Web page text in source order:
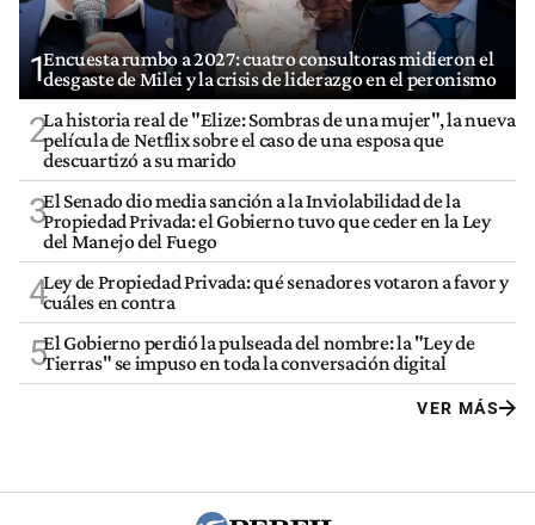
1Encuesta rumbo a 2027: cuatro consultoras midieron el
desgaste de Milei y la crisis de liderazgo en el peronismo
2La historia real de "Elize: Sombras de una mujer", la nueva
película de Netflix sobre el caso de una esposa que
descuartizó a su marido
3El Senado dio media sanción a la Inviolabilidad de la
Propiedad Privada: el Gobierno tuvo que ceder en la Ley
del Manejo del Fuego
4Ley de Propiedad Privada: qué senadores votaron a favor y
cuáles en contra
5El Gobierno perdió la pulseada del nombre: la "Ley de
Tierras" se impuso en toda la conversación digital
VER MÁS